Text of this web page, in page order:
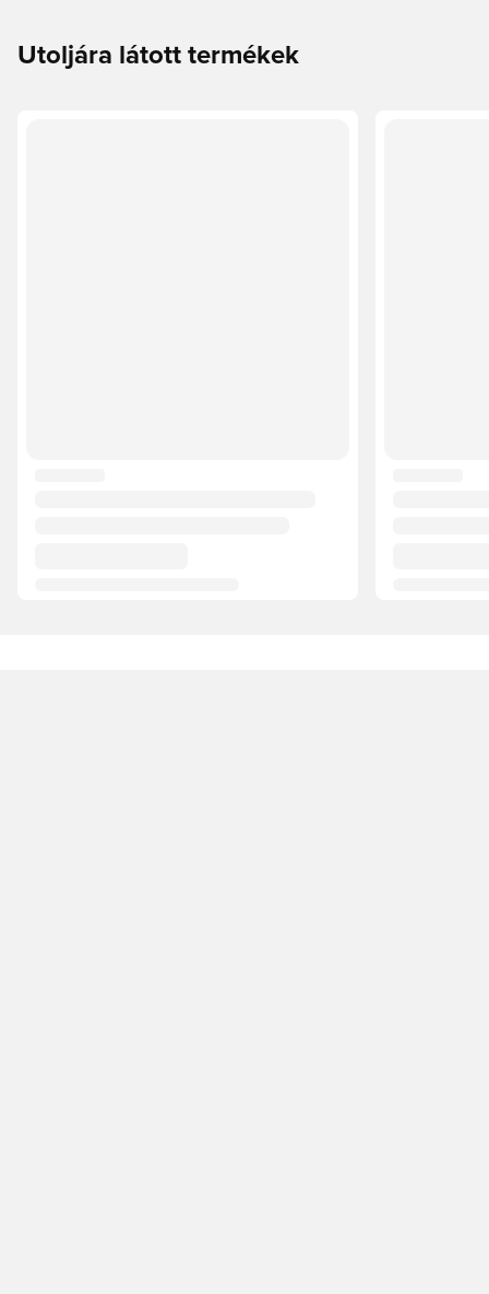
Utoljára látott termékek